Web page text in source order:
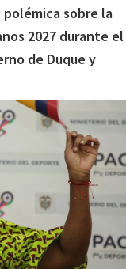
sobre la
2027 durante el
de Duque y